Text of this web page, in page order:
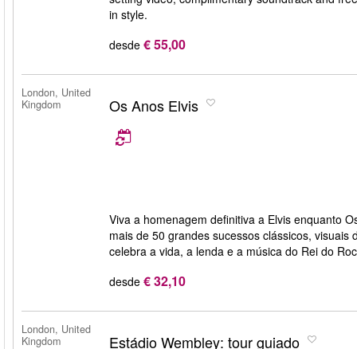
in style.
desde € 55,00
London, United
Kingdom
Os Anos Elvis
Viva a homenagem definitiva a Elvis enquanto
mais de 50 grandes sucessos clássicos,
celebra a vida, a lenda e a música do Rei do
desde € 32,10
London, United
Kingdom
Estádio Wembley: tour guiado